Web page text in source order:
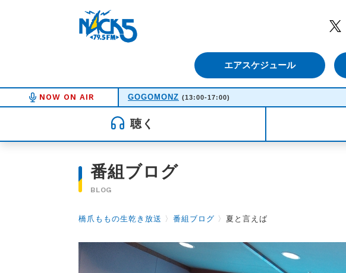
エアスケジュール
NOW ON AIR GOGOMONZ (13:00-17:00)
聴く
番組ブログ
BLOG
橋爪ももの生乾き放送 〉 番組ブログ 〉 夏と言えば